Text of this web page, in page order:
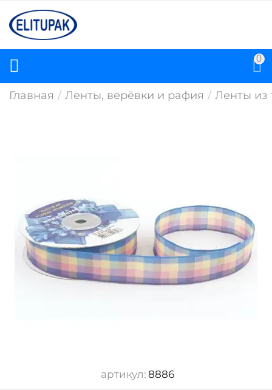
0
Главная / Ленты, верёвки и рафия / Ленты из
артикул: 8886